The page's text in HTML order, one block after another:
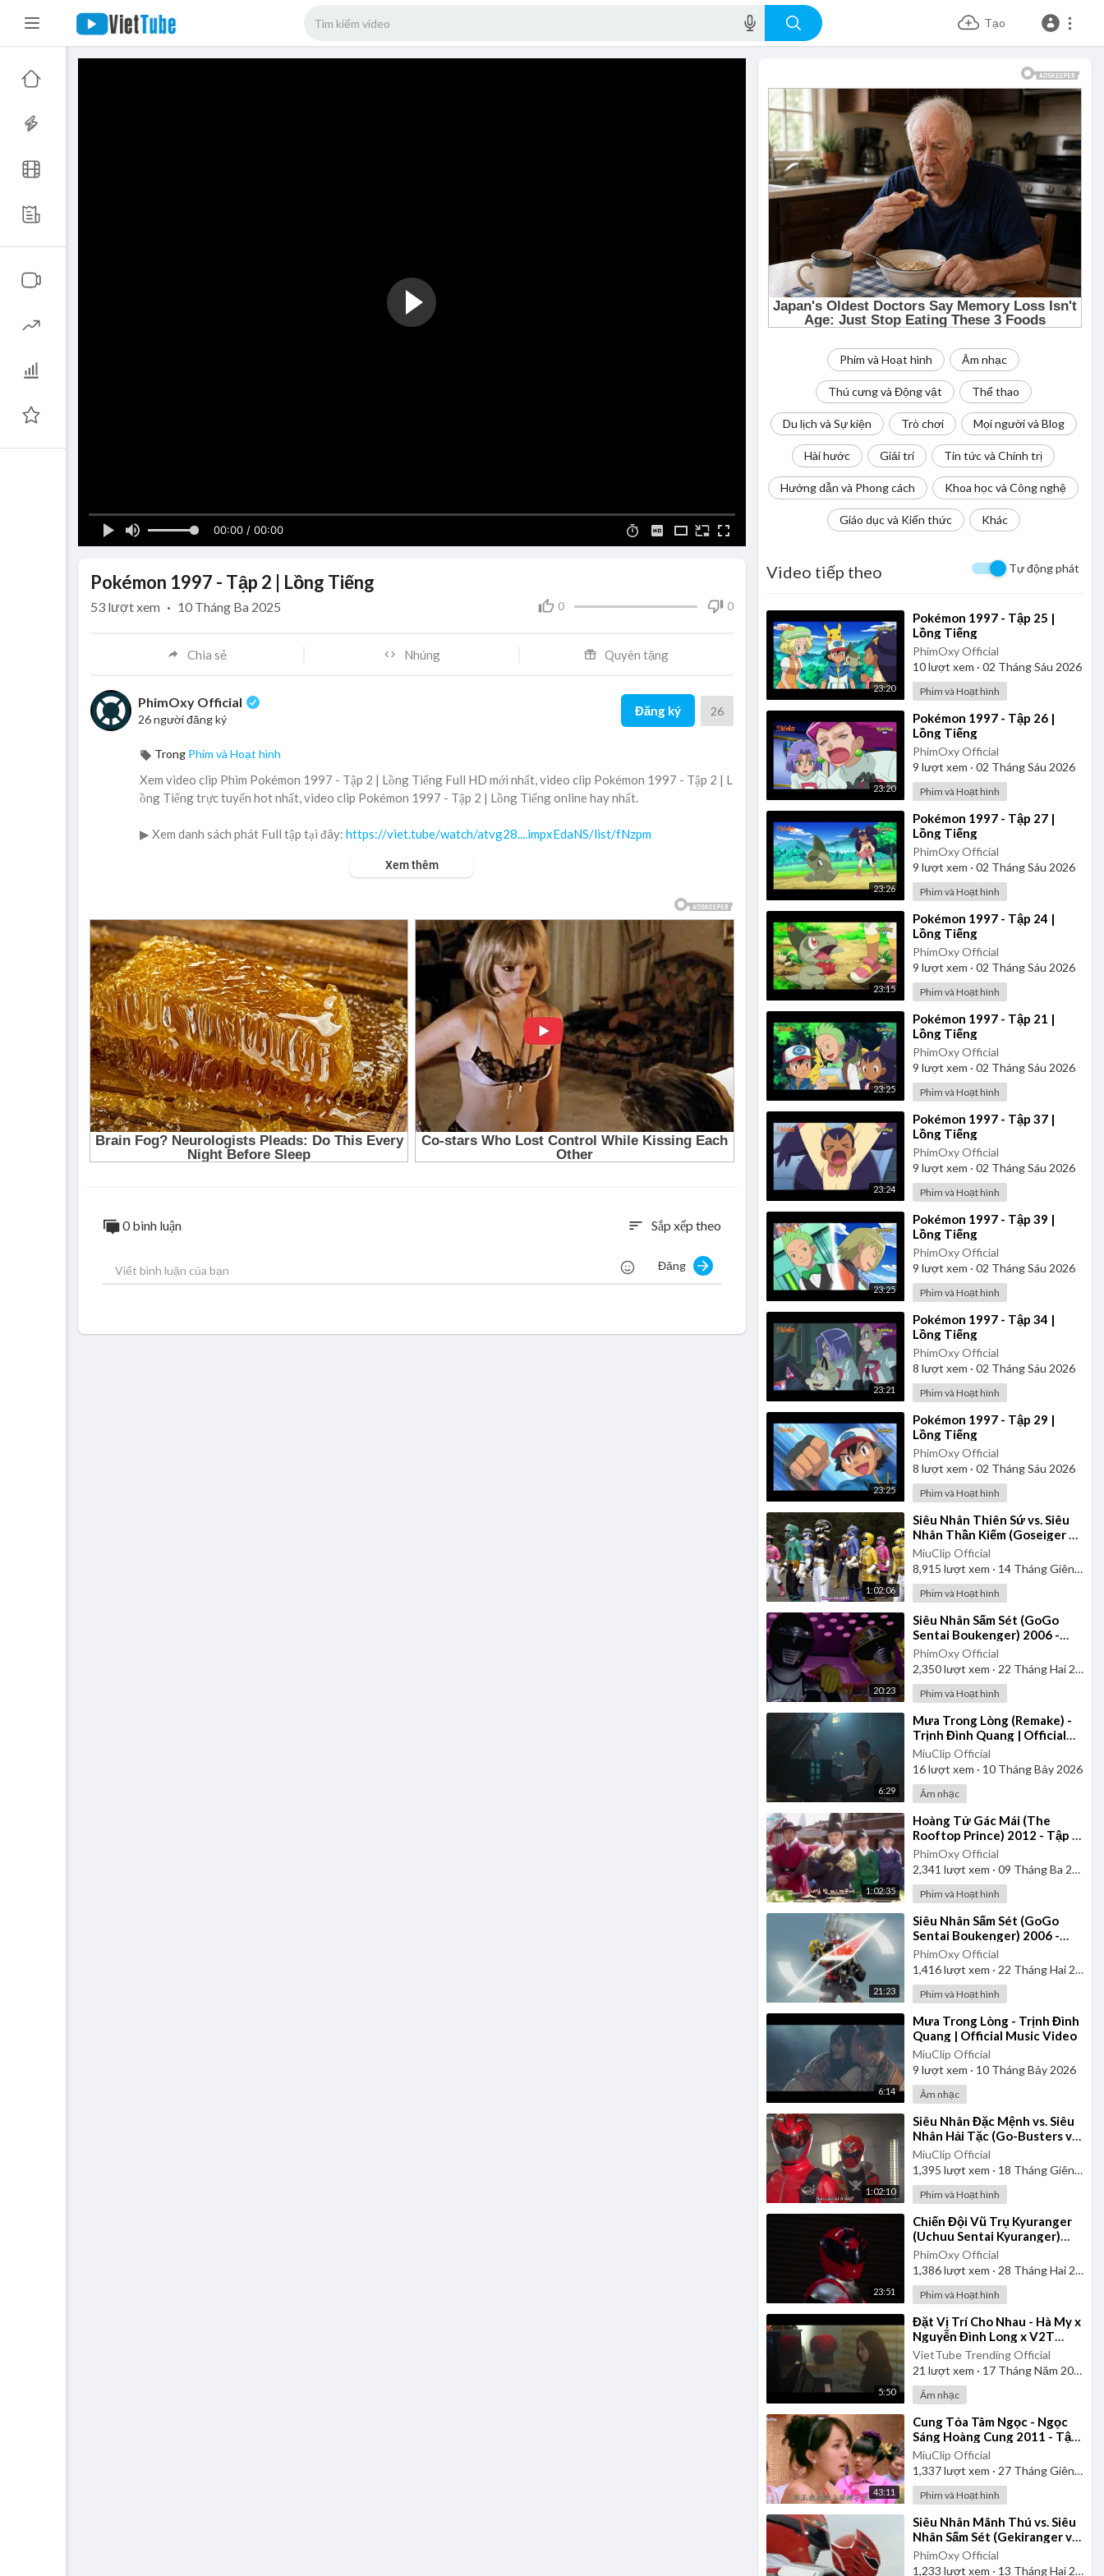
Tạo
00:00 / 00:00
Phim và Hoạt hình Âm nhạc
Thú cưng và Động vật Thể thao
Du lịch và Sự kiện Trò chơi Mọi người và Blog
Hài hước Giải trí Tin tức và Chính trị
Hướng dẫn và Phong cách Khoa học và Công nghệ
Giáo dục và Kiến thức Khác
Video tiếp theo Tự động phát
23:20
⁣Pokémon 1997 - Tập 25 |
Lồng Tiếng
PhimOxy Official
10lượt xem · 02 Tháng Sáu 2026
Phim và Hoạt hình
23:20
⁣Pokémon 1997 - Tập 26 |
Lồng Tiếng
PhimOxy Official
9 lượt xem · 02 Tháng Sáu 2026
Phim và Hoạt hình
23:26
⁣Pokémon 1997 - Tập 27 |
Lồng Tiếng
PhimOxy Official
9 lượt xem · 02 Tháng Sáu 2026
Phim và Hoạt hình
23:15
⁣Pokémon 1997 - Tập 24 |
Lồng Tiếng
PhimOxy Official
9 lượt xem · 02 Tháng Sáu 2026
Phim và Hoạt hình
23:25
⁣Pokémon 1997 - Tập 21 |
Lồng Tiếng
PhimOxy Official
9 lượt xem · 02 Tháng Sáu 2026
Phim và Hoạt hình
23:24
⁣Pokémon 1997 - Tập 37 |
Lồng Tiếng
PhimOxy Official
9 lượt xem · 02 Tháng Sáu 2026
Phim và Hoạt hình
23:25
⁣Pokémon 1997 - Tập 39 |
Lồng Tiếng
PhimOxy Official
9 lượt xem · 02 Tháng Sáu 2026
Phim và Hoạt hình
23:21
⁣Pokémon 1997 - Tập 34 |
Lồng Tiếng
PhimOxy Official
8 lượt xem · 02 Tháng Sáu 2026
Phim và Hoạt hình
23:25
⁣Pokémon 1997 - Tập 29 |
Lồng Tiếng
PhimOxy Official
8 lượt xem · 02 Tháng Sáu 2026
Phim và Hoạt hình
1:02:06
⁣Siêu Nhân Thiên Sứ vs. Siêu
Nhân Thần Kiếm (Goseiger vs.
Shinkenger) | Vietsub
MiuClip Official
8,915 lượt xem · 14 Tháng Giêng 2025
Phim và Hoạt hình
20:23
⁣Siêu Nhân Sấm Sét (GoGo
Sentai Boukenger) 2006 -
Tập 1 | Thuyết Minh
PhimOxy Official
2,350lượt xem · 22 Tháng Hai 2025
Phim và Hoạt hình
6:29
⁣Mưa Trong Lòng (Remake) -
Trịnh Đình Quang | Official
Music Video
MiuClip Official
16lượt xem · 10 Tháng Bảy 2026
Âm nhạc
1:02:35
⁣Hoàng Tử Gác Mái (The
Rooftop Prince) 2012 - Tập 1
| Lồng Tiếng
PhimOxy Official
2,341 lượt xem · 09 Tháng Ba 2025
Phim và Hoạt hình
21:23
⁣Siêu Nhân Sấm Sét (GoGo
Sentai Boukenger) 2006 -
Tập 2 | Thuyết Minh
PhimOxy Official
1,416lượt xem · 22 Tháng Hai 2025
Phim và Hoạt hình
6:14
⁣Mưa Trong Lòng - Trịnh Đình
Quang | Official Music Video
MiuClip Official
9 lượt xem · 10 Tháng Bảy 2026
Âm nhạc
1:02:10
⁣Siêu Nhân Đặc Mệnh vs. Siêu
Nhân Hải Tặc (Go-Busters vs.
Gokaiger) | Vietsub
MiuClip Official
1,395 lượt xem · 18 Tháng Giêng 2025
Phim và Hoạt hình
23:51
⁣Chiến Đội Vũ Trụ Kyuranger
(Uchuu Sentai Kyuranger)
2017 - Tập 1 | Thuyết Minh
PhimOxy Official
1,386lượt xem · 28 Tháng Hai 2025
Phim và Hoạt hình
5:50
⁣Đặt Vị Trí Cho Nhau - Hà My x
Nguyễn Đình Long x V2T
Media | Official Music Video
VietTube Trending Official
21 lượt xem · 17 Tháng Năm 2026
Âm nhạc
43:11
⁣Cung Tỏa Tâm Ngọc - Ngọc
Sáng Hoàng Cung 2011 - Tập
1 | Thuyết Minh
MiuClip Official
1,337lượt xem · 27 Tháng Giêng 2025
Phim và Hoạt hình
⁣Siêu Nhân Mãnh Thú vs. Siêu
Nhân Sấm Sét (Gekiranger vs.
Boukenger) 2008 | Vietsub
PhimOxy Official
1,233 lượt xem · 13 Tháng Hai 2025
Pokémon 1997 - Tập 2 | Lồng Tiếng
0 0
53 lượt xem · 10 Tháng Ba 2025
Chia sẻ Nhúng Quyên tặng
PhimOxy Official
26 người đăng ký
Đăng ký 26
Trong Phim và Hoạt hình
Xem video clip Phim Pokémon 1997 - Tập 2 | Lồng Tiếng Full HD mới nhất, video clip Pokémon 1997 - Tập 2 | L
ồng Tiếng trực tuyến hot nhất, video clip Pokémon 1997 - Tập 2 | Lồng Tiếng online hay nhất.
▶ Xem danh sách phát Full tập tại đây: https://viet.tube/watch/atvg28....impxEdaNS/list/fNzpm
Xem thêm
0 bình luận sort Sắp xếp theo
Đăng